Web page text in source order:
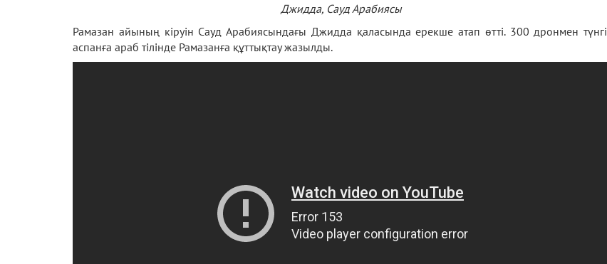
Джидда, Сауд Арабиясы
Рамазан айының кіруін Сауд Арабиясындағы Джидда қаласында ерекше атап өтті. 300 дронмен түнгі
аспанға араб тілінде Рамазанға құттықтау жазылды.